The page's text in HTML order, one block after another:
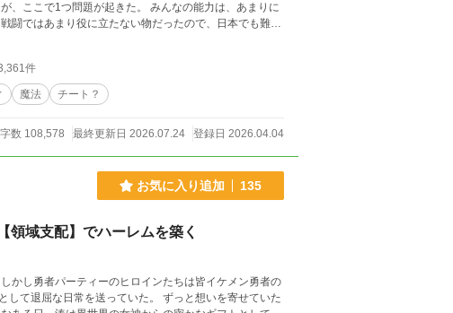
件
魔法 チート？
数 108,578 最終更新日 2026.07.24 登録日 2026.04.04
お気に入り追加 135
領域支配】でハーレムを築く
かし勇者パーティーのヒロインたちは皆イケメン勇者の
送っていた。 ずっと想いを寄せていた